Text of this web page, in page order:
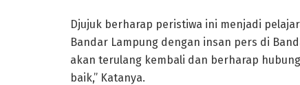
Djujuk berharap peristiwa ini menjadi
Bandar Lampung dengan insan pers di
akan terulang kembali dan berharap
baik,” Katanya.